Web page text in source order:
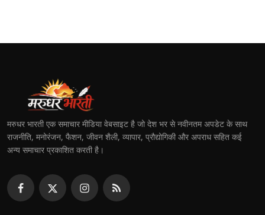
मरुधर भारती एक समाचार मीडिया वेबसाइट है जो देश भर से नवीनतम अपडेट के साथ
राजनीति, मनोरंजन, फैशन, जीवन शैली, व्यापार, प्रौद्योगिकी और अपराध सहित कई
अन्य समाचार प्रकाशित करती है।